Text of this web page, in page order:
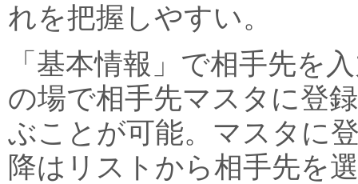
れを把握しやすい。
「基本情報」で相手先を
の場で相手先マスタに登
ぶことが可能。マスタに
降はリストから相手先を